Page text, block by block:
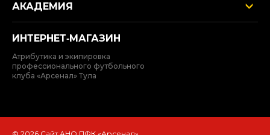
АКАДЕМИЯ
ИНТЕРНЕТ‑МАГАЗИН
Атрибутика и экипировка
профессионального футбольного
клуба «Арсенал» Тула